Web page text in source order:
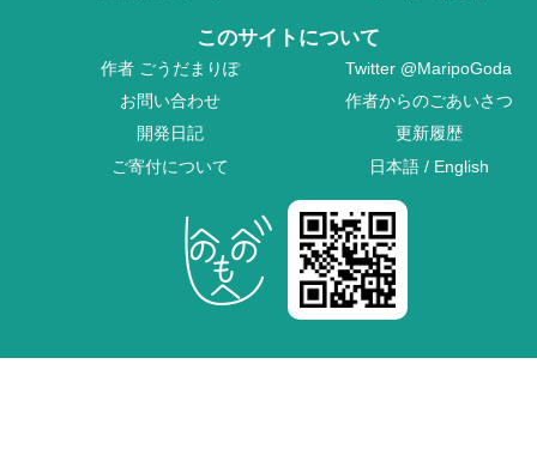
このサイトについて
作者 ごうだまりぽ Twitter @MaripoGoda
お問い合わせ
作者からのごあいさつ
開発日記
更新履歴
ご寄付について
日本語 / English